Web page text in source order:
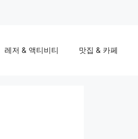
레저 & 액티비티 맛집 & 카페